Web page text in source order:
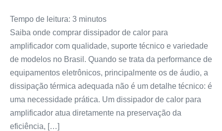
Tempo de leitura: 3 minutos
Saiba onde comprar dissipador de calor para
amplificador com qualidade, suporte técnico e variedade
de modelos no Brasil. Quando se trata da performance de
equipamentos eletrônicos, principalmente os de áudio, a
dissipação térmica adequada não é um detalhe técnico: é
uma necessidade prática. Um dissipador de calor para
amplificador atua diretamente na preservação da
eficiência, […]